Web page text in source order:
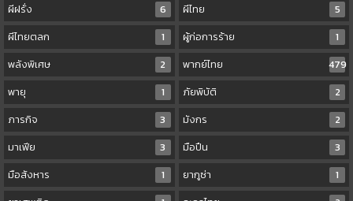
ผีฝรั่ง
6 ผีไทย
5
ผีไทยตลก
1 ผู้ก่อการร้าย
1
พลังพิเศษ
2 พากย์ไทย
479
พายุ
1 ภัยพิบัติ
2
ภารกิจ
3 มังกร
2
มาเฟีย
3 มือปืน
3
มือสังหาร
1 ยากูซ่า
1